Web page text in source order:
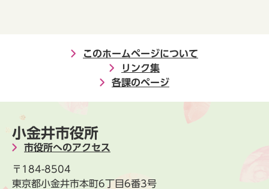
このホームページについて
リンク集
各課のページ
小金井市役所
市役所へのアクセス
〒184-8504
東京都小金井市本町6丁目6番3号